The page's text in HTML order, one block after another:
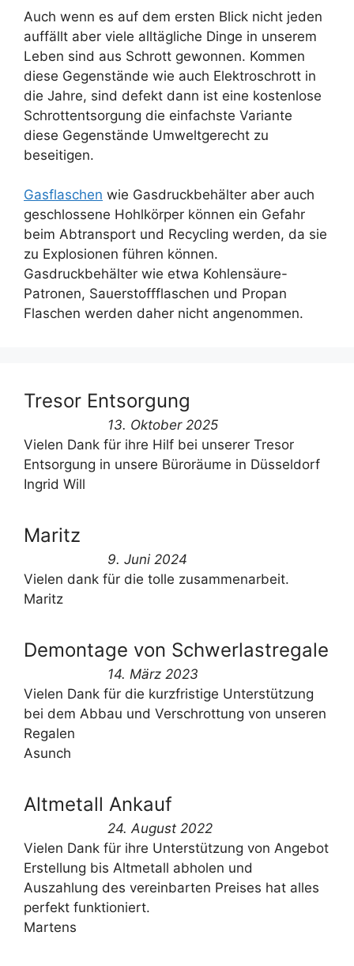
Auch wenn es auf dem ersten Blick nicht jeden
auffällt aber viele alltägliche Dinge in unserem
Leben sind aus Schrott gewonnen. Kommen
diese Gegenstände wie auch Elektroschrott in
die Jahre, sind defekt dann ist eine kostenlose
Schrottentsorgung die einfachste Variante
diese Gegenstände Umweltgerecht zu
beseitigen.
Gasflaschen wie Gasdruckbehälter aber auch
geschlossene Hohlkörper können ein Gefahr
beim Abtransport und Recycling werden, da sie
zu Explosionen führen können.
Gasdruckbehälter wie etwa Kohlensäure-
Patronen, Sauerstoffflaschen und Propan
Flaschen werden daher nicht angenommen.
Tresor Entsorgung
13. Oktober 2025
Vielen Dank für ihre Hilf bei unserer Tresor
Entsorgung in unsere Büroräume in Düsseldorf
Ingrid Will
Maritz
9. Juni 2024
Vielen dank für die tolle zusammenarbeit.
Maritz
Demontage von Schwerlastregale
14. März 2023
Vielen Dank für die kurzfristige Unterstützung
bei dem Abbau und Verschrottung von unseren
Regalen
Asunch
Altmetall Ankauf
24. August 2022
Vielen Dank für ihre Unterstützung von Angebot
Erstellung bis Altmetall abholen und
Auszahlung des vereinbarten Preises hat alles
perfekt funktioniert.
Martens